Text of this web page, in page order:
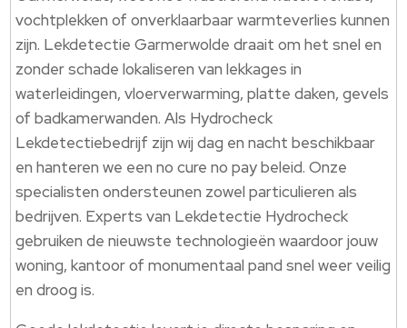
vochtplekken of onverklaarbaar warmteverlies kunnen
zijn. Lekdetectie Garmerwolde draait om het snel en
zonder schade lokaliseren van lekkages in
waterleidingen, vloerverwarming, platte daken, gevels
of badkamerwanden. Als Hydrocheck
Lekdetectiebedrijf zijn wij dag en nacht beschikbaar
en hanteren we een no cure no pay beleid. Onze
specialisten ondersteunen zowel particulieren als
bedrijven. Experts van Lekdetectie Hydrocheck
gebruiken de nieuwste technologieën waardoor jouw
woning, kantoor of monumentaal pand snel weer veilig
en droog is.